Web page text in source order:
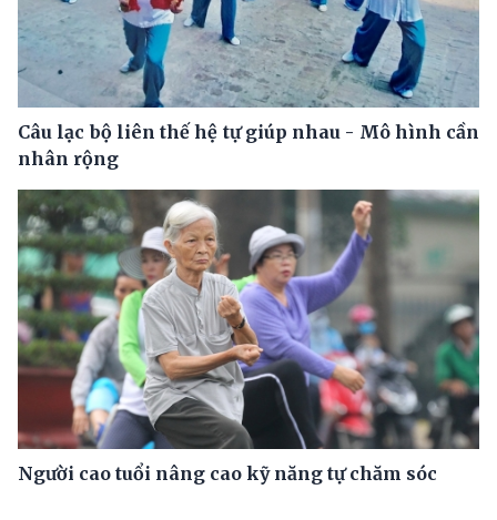
Câu lạc bộ liên thế hệ tự giúp nhau - Mô hình cần
nhân rộng
Người cao tuổi nâng cao kỹ năng tự chăm sóc